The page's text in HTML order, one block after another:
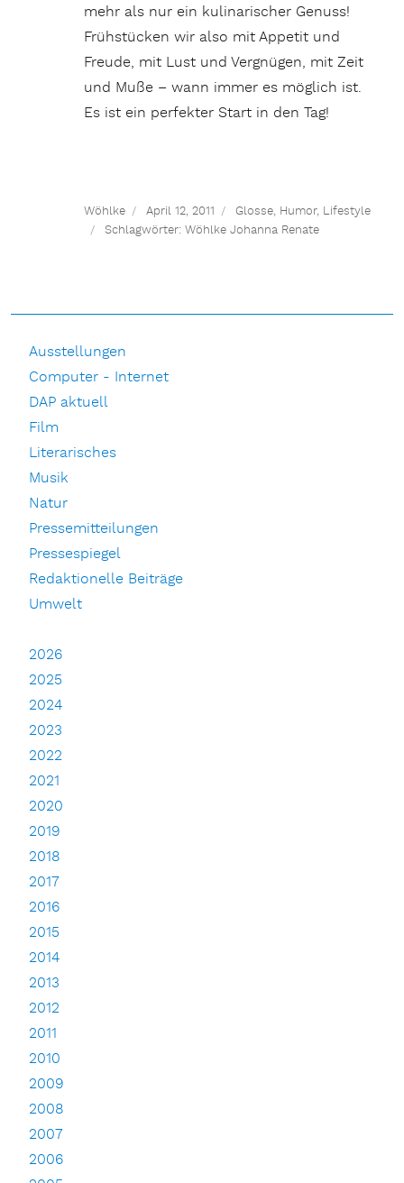
mehr als nur ein kulinarischer Genuss!
Frühstücken wir also mit Appetit und
Freude, mit Lust und Vergnügen, mit Zeit
und Muße – wann immer es möglich ist.
Es ist ein perfekter Start in den Tag!
Wöhlke April 12, 2011 Glosse, Humor, Lifestyle
Schlagwörter:Wöhlke Johanna Renate
Ausstellungen
Computer - Internet
DAP aktuell
Film
Literarisches
Musik
Natur
Pressemitteilungen
Pressespiegel
Redaktionelle Beiträge
Umwelt
2026
2025
2024
2023
2022
2021
2020
2019
2018
2017
2016
2015
2014
2013
2012
2011
2010
2009
2008
2007
2006